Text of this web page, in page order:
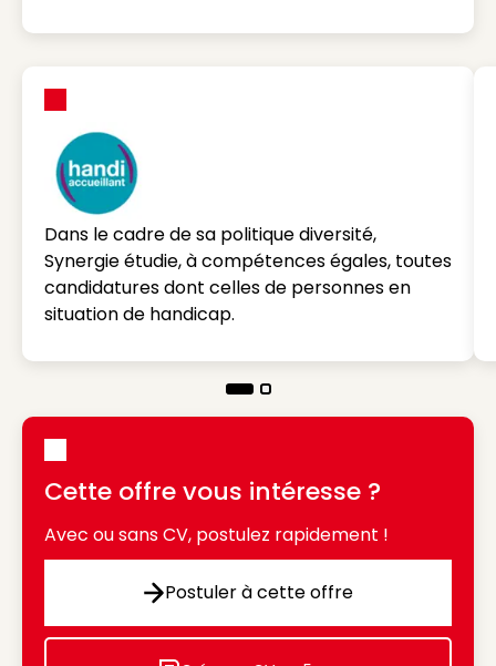
Dans le cadre de sa politique diversité,
Synergie étudie, à compétences égales, toutes
candidatures dont celles de personnes en
situation de handicap.
Cette offre vous intéresse ?
Avec ou sans CV, postulez rapidement !
Postuler à cette offre
Postuler à cette offre